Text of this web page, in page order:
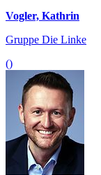
Vogler, Kathrin
Gruppe Die Linke
()